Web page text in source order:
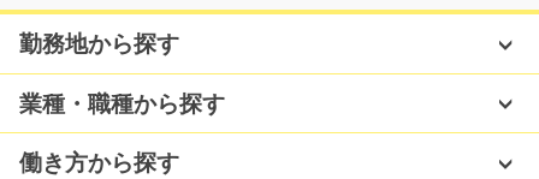
自動車用プラスチック部品の製造/t03_00351
フ！！ ゼロから始められ…
長期（3ヶ月以上）
時給1100円～
勤務地から探す
業種・職種から探す
働き方から探す